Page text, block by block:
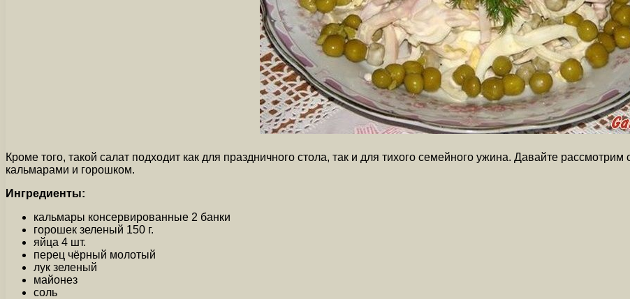
Кроме того, такой салат подходит как для праздничного стола, так и для тихого семейного ужина. Давайте
кальмарами и горошком.
Ингредиенты:
кальмары консервированные 2 банки
горошек зеленый 150 г.
яйца 4 шт.
перец чёрный молотый
лук зеленый
майонез
соль